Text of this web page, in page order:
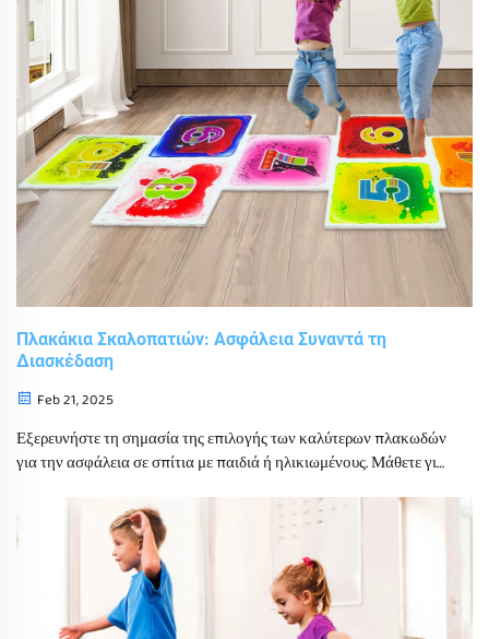
Πλακάκια Σκαλοπατιών: Ασφάλεια Συναντά τη
Διασκέδαση
Feb 21, 2025
Εξερευνήστε τη σημασία της επιλογής των καλύτερων πλακωδών
για την ασφάλεια σε σπίτια με παιδιά ή ηλικιωμένους. Μάθετε για
φυσικοί λίθοι, και ανακαλύψτε πώς χρωματιστές, αντίσταση στην
κατάλιψη και βιώσιμες επιλογές πλακωδών μπορούν να
ενισχύσουν την ασφάλεια και τον στιλ, προλαμβάνοντας πτώσεις
ενώ προσθέτουν αισθητική αξία.